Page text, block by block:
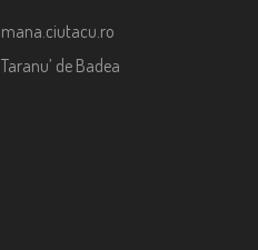
mana.ciutacu.ro
Taranu’ de Badea